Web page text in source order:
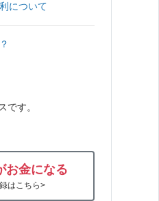
について
です。
お金になる
はこちら>